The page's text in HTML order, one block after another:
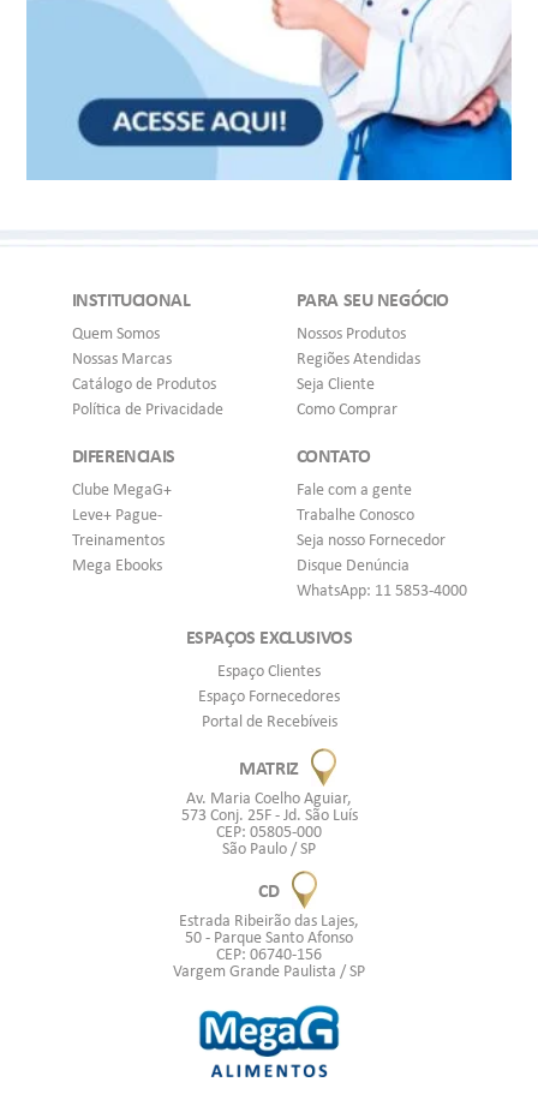
INSTITUCIONAL
Quem Somos
Nossas Marcas
Catálogo de Produtos
Política de Privacidade
PARA SEU NEGÓCIO
Nossos Produtos
Regiões Atendidas
Seja Cliente
Como Comprar
DIFERENCIAIS
Clube MegaG+
Leve+ Pague-
Treinamentos
Mega Ebooks
CONTATO
Fale com a gente
Trabalhe Conosco
Seja nosso Fornecedor
Disque Denúncia
WhatsApp: 11 5853-4000
ESPAÇOS EXCLUSIVOS
Espaço Clientes
Espaço Fornecedores
Portal de Recebíveis
MATRIZ
Av. Maria Coelho Aguiar,
573 Conj. 25F - Jd. São Luís
CEP: 05805-000
São Paulo / SP
CD
Estrada Ribeirão das Lajes,
50 - Parque Santo Afonso
CEP: 06740-156
Vargem Grande Paulista / SP